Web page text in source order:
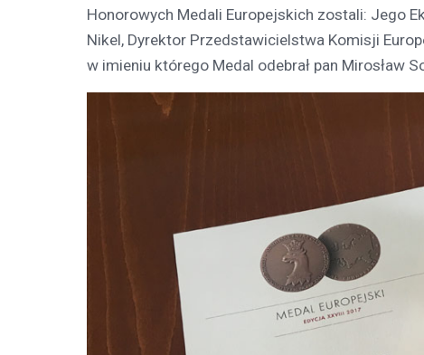
Honorowych Medali Europejskich zostali: Jego
Nikel, Dyrektor Przedstawicielstwa Komisji
w imieniu którego Medal odebrał pan Mirosław